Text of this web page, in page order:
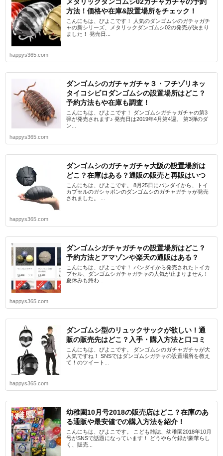
方法！価格や在庫&設置場所をチェック！
こんにちは、ぴよこです！ 人気のダンゴムシのガチャガチ
ャの新シリーズ、メタリックダンゴムシ02の発売が決まり
ました！ 発売日...
happys365.com
ダンゴムシのガチャガチャ３・フチゾリネッ
タイコシビロダンゴムシの設置場所はどこ？
予約方法もや在庫も調査！
こんにちは、ぴよこです！ ダンゴムシガチャガチャの第3
弾が発売されます♪ 発売日は2019年4月第4週。 第3弾のダ
ン...
happys365.com
ダンゴムシのガチャガチャ大阪の設置場所は
どこ？在庫はある？通販の販売と再販はいつ
こんにちは、ぴよこです。 8月25日にバンダイから、トイ
カプセルのガシャポンのダンゴムシのガチャガチャが発売
されました。 ...
happys365.com
ダンゴムシガチャガチャの設置場所はどこ？
予約方法とアマゾンや楽天の通販はある？
こんにちは、ぴよこです！ バンダイから発売されたトイカ
プセル、ダンゴムシガチャガチャの人気が止まりません！
夏休みも終わ...
happys365.com
ダンゴムシ型のリュックサックが欲しい！通
販の販売先はどこ？入手・購入方法と口コミ
こんにちは、ぴよこです。 ダンゴムシのガチャガチャが大
人気ですね！ SNSではダンゴムシガチャの設置場所を教え
て！のツイート...
happys365.com
幼稚園10月号2018の販売店はどこ？在庫のあ
る通販や最安値での購入方法を紹介！
こんにちは、ぴよこです。 こども雑誌、幼稚園2018年10月
号がSNSで話題になっています！ どうやら付録が豪華らし
く、販売...